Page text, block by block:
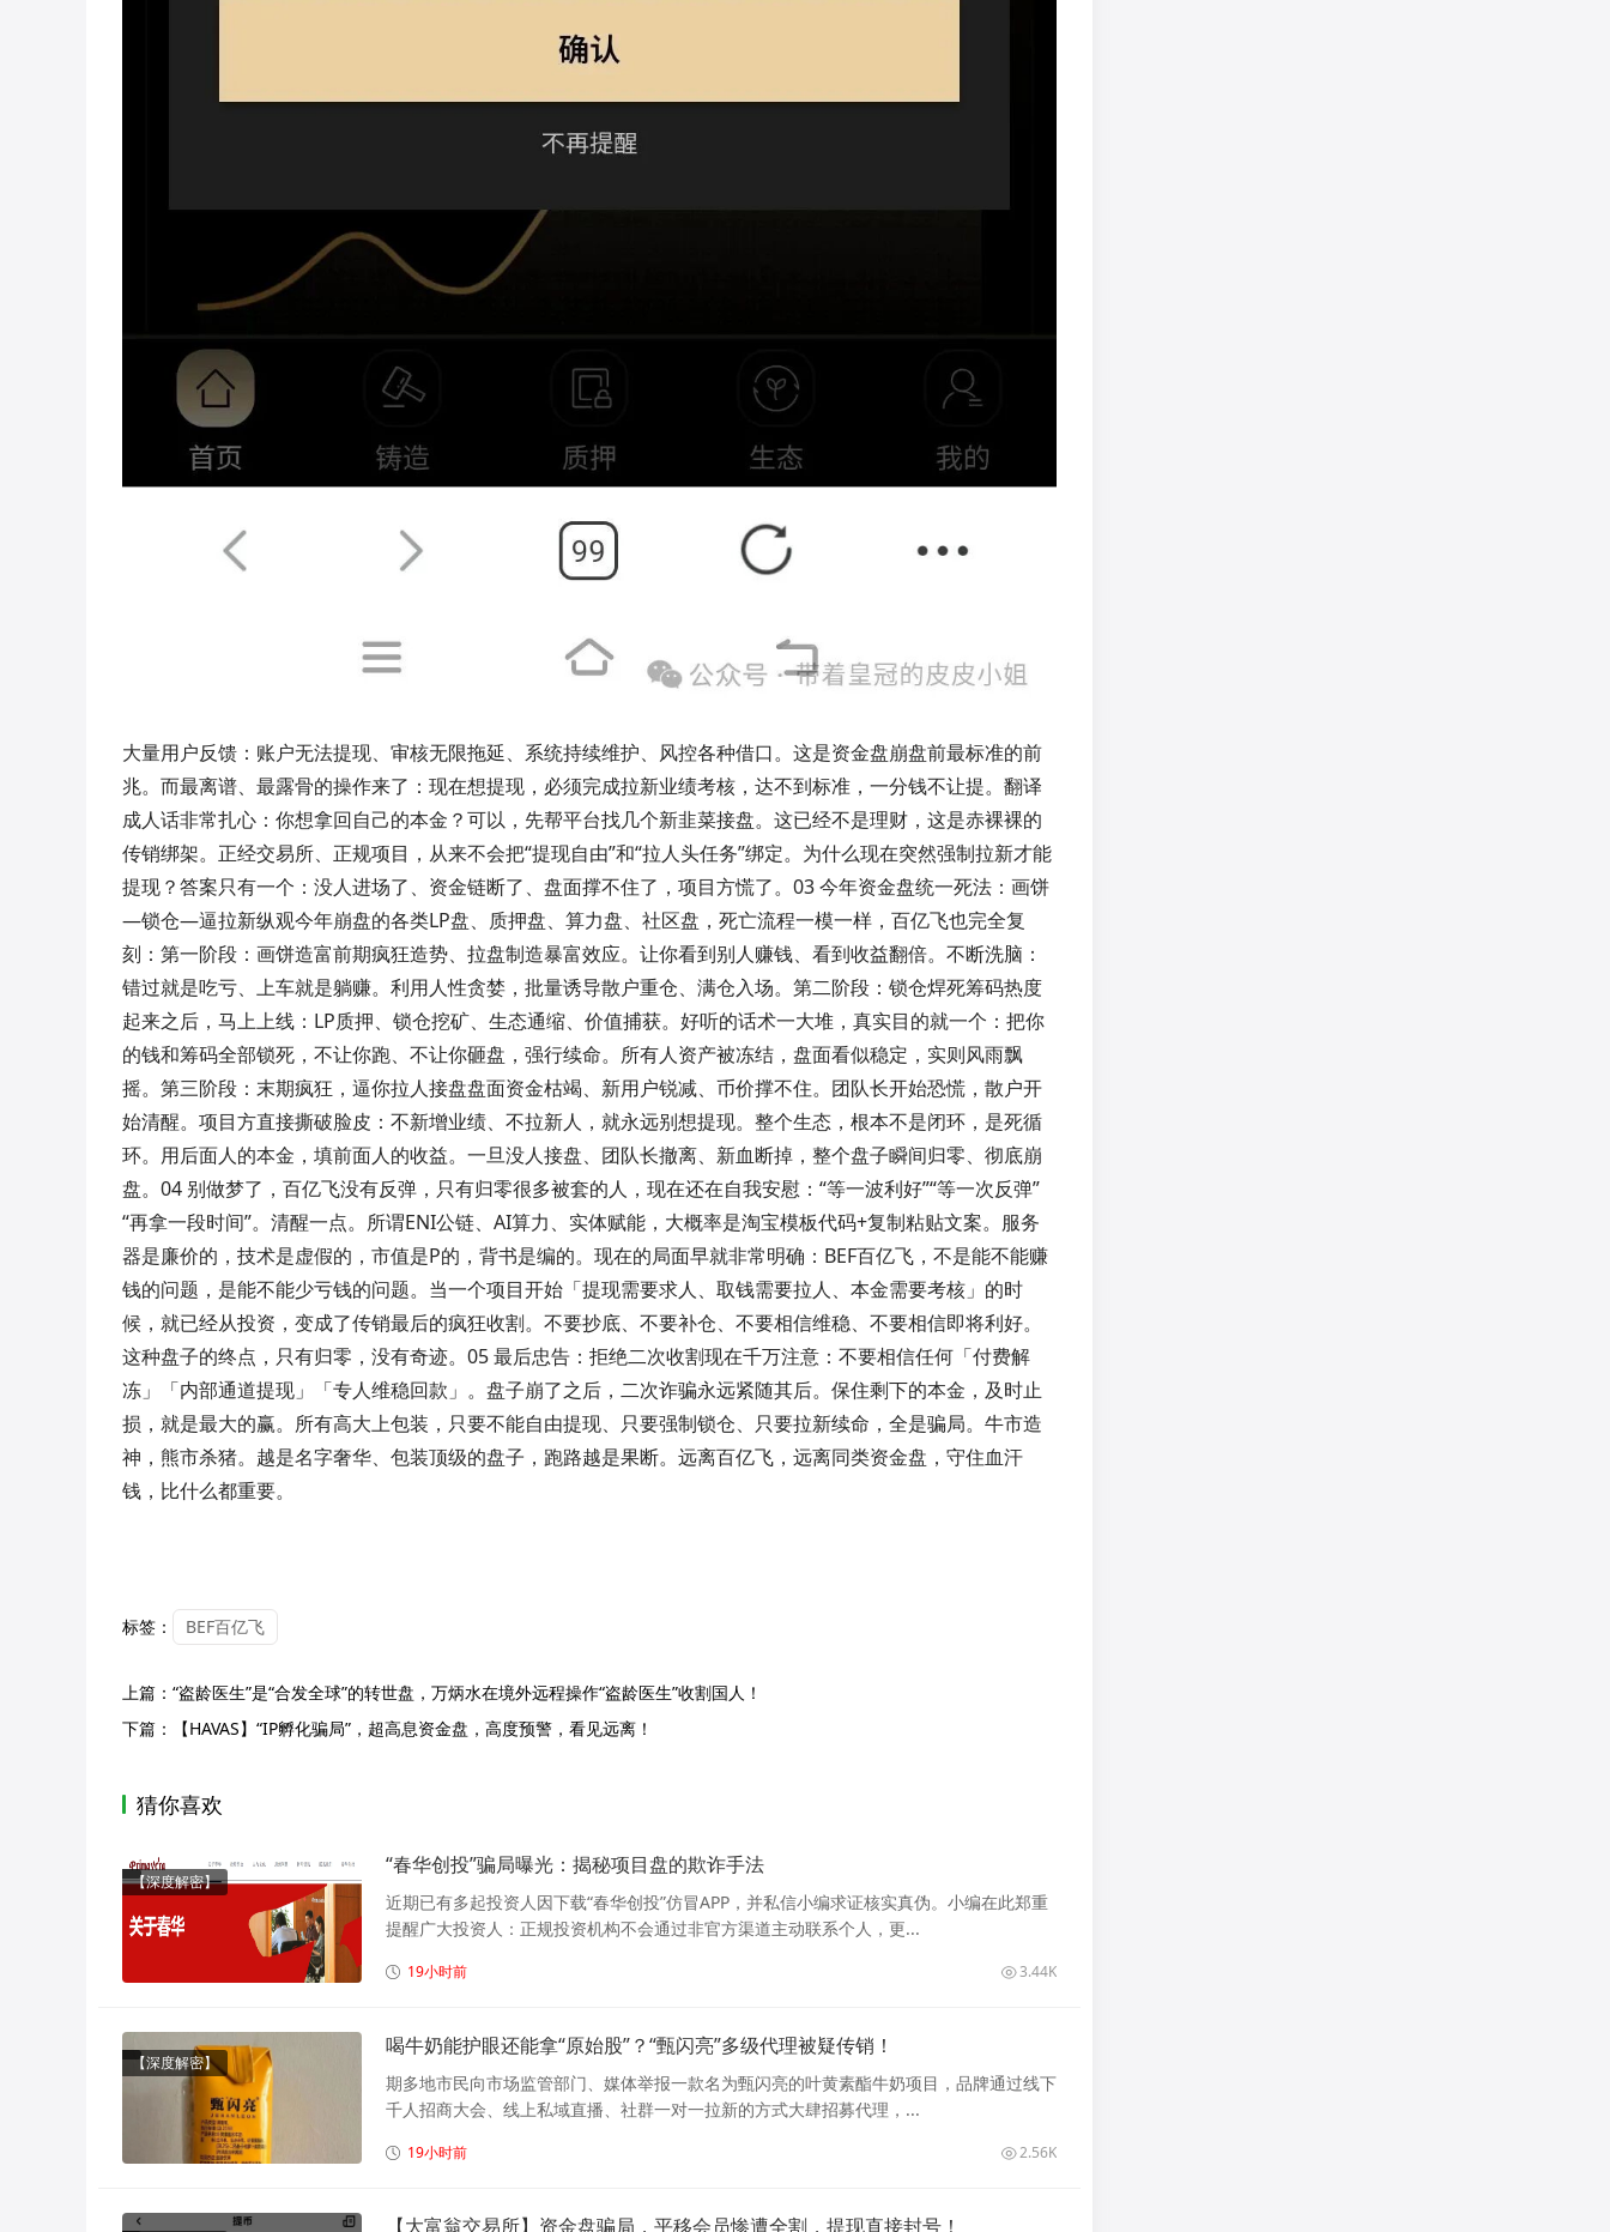
大量用户反馈：账户无法提现、审核无限拖延、系统持续维护、风控各种借口。这是资金盘崩盘前最标准的前
兆。而最离谱、最露骨的操作来了：现在想提现，必须完成拉新业绩考核，达不到标准，一分钱不让提。翻译
成人话非常扎心：你想拿回自己的本金？可以，先帮平台找几个新韭菜接盘。这已经不是理财，这是赤裸裸的
传销绑架。正经交易所、正规项目，从来不会把“提现自由”和“拉人头任务”绑定。为什么现在突然强制拉新才能
提现？答案只有一个：没人进场了、资金链断了、盘面撑不住了，项目方慌了。03 今年资金盘统一死法：画饼
—锁仓—逼拉新纵观今年崩盘的各类LP盘、质押盘、算力盘、社区盘，死亡流程一模一样，百亿飞也完全复
刻：第一阶段：画饼造富前期疯狂造势、拉盘制造暴富效应。让你看到别人赚钱、看到收益翻倍。不断洗脑：
错过就是吃亏、上车就是躺赚。利用人性贪婪，批量诱导散户重仓、满仓入场。第二阶段：锁仓焊死筹码热度
起来之后，马上上线：LP质押、锁仓挖矿、生态通缩、价值捕获。好听的话术一大堆，真实目的就一个：把你
的钱和筹码全部锁死，不让你跑、不让你砸盘，强行续命。所有人资产被冻结，盘面看似稳定，实则风雨飘
摇。第三阶段：末期疯狂，逼你拉人接盘盘面资金枯竭、新用户锐减、币价撑不住。团队长开始恐慌，散户开
始清醒。项目方直接撕破脸皮：不新增业绩、不拉新人，就永远别想提现。整个生态，根本不是闭环，是死循
环。用后面人的本金，填前面人的收益。一旦没人接盘、团队长撤离、新血断掉，整个盘子瞬间归零、彻底崩
盘。04 别做梦了，百亿飞没有反弹，只有归零很多被套的人，现在还在自我安慰：“等一波利好”“等一次反弹”
“再拿一段时间”。清醒一点。所谓ENI公链、AI算力、实体赋能，大概率是淘宝模板代码+复制粘贴文案。服务
器是廉价的，技术是虚假的，市值是P的，背书是编的。现在的局面早就非常明确：BEF百亿飞，不是能不能赚
钱的问题，是能不能少亏钱的问题。当一个项目开始「提现需要求人、取钱需要拉人、本金需要考核」的时
候，就已经从投资，变成了传销最后的疯狂收割。不要抄底、不要补仓、不要相信维稳、不要相信即将利好。
这种盘子的终点，只有归零，没有奇迹。05 最后忠告：拒绝二次收割现在千万注意：不要相信任何「付费解
冻」「内部通道提现」「专人维稳回款」。盘子崩了之后，二次诈骗永远紧随其后。保住剩下的本金，及时止
损，就是最大的赢。所有高大上包装，只要不能自由提现、只要强制锁仓、只要拉新续命，全是骗局。牛市造
神，熊市杀猪。越是名字奢华、包装顶级的盘子，跑路越是果断。远离百亿飞，远离同类资金盘，守住血汗
钱，比什么都重要。
标签： BEF百亿飞
上篇： “盗龄医生”是“合发全球”的转世盘，万炳水在境外远程操作“盗龄医生”收割国人！
下篇：
【HAVAS】“IP孵化骗局”，超高息资金盘，高度预警，看见远离！
猜你喜欢
【深度解密】
“春华创投”骗局曝光：揭秘项目盘的欺诈手法
近期已有多起投资人因下载“春华创投”仿冒APP，并私信小编求证核实真伪。小编在此郑重
提醒广大投资人：正规投资机构不会通过非官方渠道主动联系个人，更...
19小时前 3.44K
【深度解密】
喝牛奶能护眼还能拿“原始股”？“甄闪亮”多级代理被疑传销！
期多地市民向市场监管部门、媒体举报一款名为甄闪亮的叶黄素酯牛奶项目，品牌通过线下
千人招商大会、线上私域直播、社群一对一拉新的方式大肆招募代理，...
19小时前 2.56K
【大富翁交易所】资金盘骗局，平移会员惨遭全割，提现直接封号！